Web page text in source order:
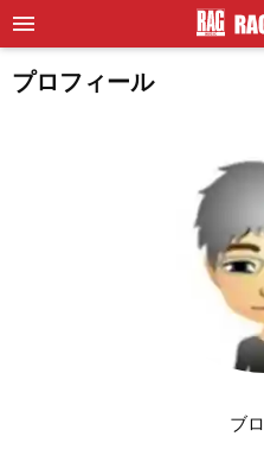
プロフィール
ブ